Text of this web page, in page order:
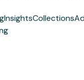
InsightsCollections